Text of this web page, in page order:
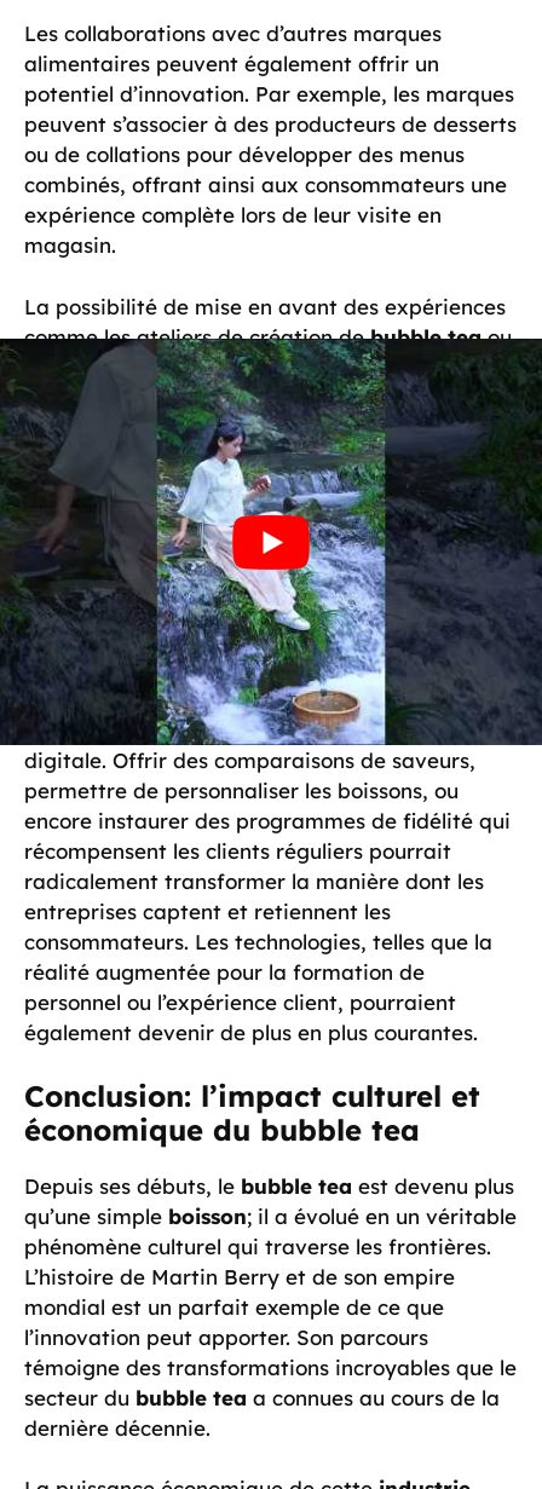
Les collaborations avec d’autres marques
alimentaires peuvent également offrir un
potentiel d’innovation. Par exemple, les marques
peuvent s’associer à des producteurs de desserts
ou de collations pour développer des menus
combinés, offrant ainsi aux consommateurs une
expérience complète lors de leur visite en
magasin.
La possibilité de mise en avant des expériences
comme les ateliers de création debubble teaou
des événements saisonniers personnalisés
permettrait d’accroître la fidélité des clients. La
digitalisation du secteur est une autre possibilité
à explorer. En 2026, le commerce en ligne et les
applications mobiles doivent devenir des outils
essentiels. Cela permettrait aux marques
d’atteindre une clientèle plus vaste, et
d’encourager la commande à distance, tout en
assurant la rapidité du service.
Les entreprises dans le secteur dububble tea
doivent donc se concentrer sur l’expérience
client, tant en magasin que dans l’approche
digitale. Offrir des comparaisons de saveurs,
permettre de personnaliser les boissons, ou
encore instaurer des programmes de fidélité qui
récompensent les clients réguliers pourrait
radicalement transformer la manière dont les
entreprises captent et retiennent les
consommateurs. Les technologies, telles que la
réalité augmentée pour la formation de
personnel ou l’expérience client, pourraient
également devenir de plus en plus courantes.
Conclusion: l’impact culturel et
économique du bubble tea
Depuis ses débuts, le bubble tea est devenu plus
qu’une simple boisson; il a évolué en un véritable
phénomène culturel qui traverse les frontières.
L’histoire de Martin Berry et de son empire
mondial est un parfait exemple de ce que
l’innovation peut apporter. Son parcours
témoigne des transformations incroyables que le
secteur du bubble tea a connues au cours de la
dernière décennie.